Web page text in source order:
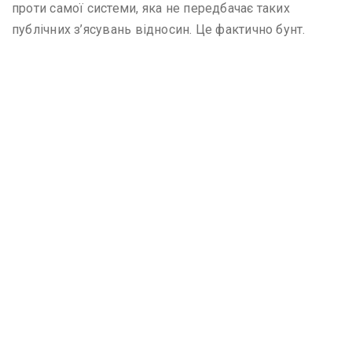
проти самої системи, яка не передбачає таких
публічних з’ясувань відносин. Це фактично бунт.